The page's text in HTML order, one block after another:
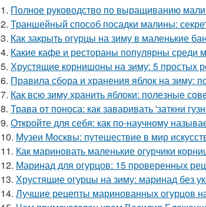
1. Полное руководство по выращиванию
2. Траншейный способ посадки малины:
3. Как закрыть огурцы на зиму в маленькие
4. Какие кафе и рестораны популярны среди
5. Хрустящие корнишоны на зиму: 5 простых
6. Правила сбора и хранения яблок на зиму:
7. Как всю зиму хранить яблоки: полезные
8. Трава от поноса: как заваривать 'заткни
9. Откройте для себя: как по-научному
10. Музеи Москвы: путешествие в мир
11. Как мариновать маленькие огурчики
12. Маринад для огурцов: 15 проверенных
13. Хрустящие огурцы на зиму: маринад без
14. Лучшие рецепты маринованных огурцов